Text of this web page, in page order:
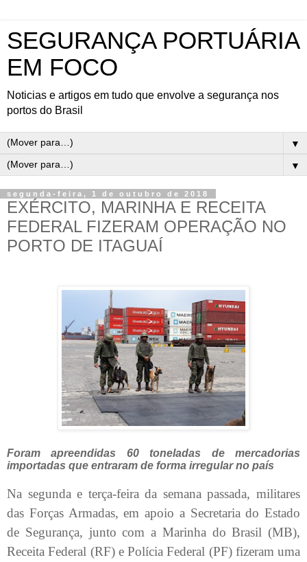
SEGURANÇA PORTUÁRIA
EM FOCO
Noticias e artigos em tudo que envolve a segurança nos
portos do Brasil
▼
▼
segunda-feira, 1 de outubro de 2018
EXÉRCITO, MARINHA E RECEITA
FEDERAL FIZERAM OPERAÇÃO NO
PORTO DE ITAGUAÍ
Foram apreendidas 60 toneladas de mercadorias
importadas que entraram de forma irregular no país
Na segunda e terça-feira da semana passada, militares
das Forças Armadas, em apoio a Secretaria do Estado
de Segurança, junto com a Marinha do Brasil (MB),
Receita Federal (RF) e Polícia Federal (PF) fizeram uma